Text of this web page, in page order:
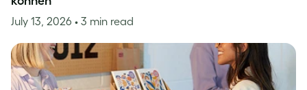
July 13, 2026 • 3 min read